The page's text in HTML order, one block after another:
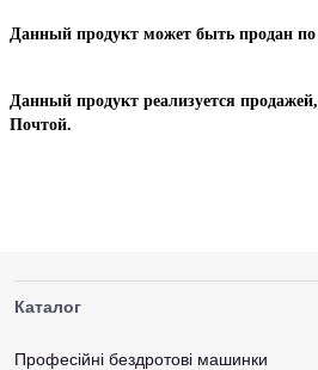
Данный продукт может быть продан по
Данный продукт реализуется
Почтой.
Каталог
Професійні бездротові машинки